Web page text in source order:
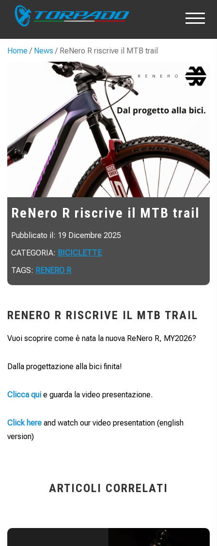
Home/ News / ReNero R riscrive il MTB trail
ReNero R riscrive il MTB trail
Pubblicato il: 19 Dicembre 2025
CATEGORIA: BICICLETTE
TAGS: RENERO R
RENERO R RISCRIVE IL MTB TRAIL
Vuoi scoprire come è nata la nuova ReNero R, MY2026?
Dalla progettazione alla bici finita!
Clicca qui e guarda la video presentazione.
Click here and watch our video presentation (english
version)
ARTICOLI CORRELATI